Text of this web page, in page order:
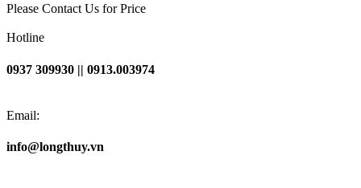
Please Contact Us for Price
Hotline
0937 309930 || 0913.003974
Email:
info@longthuy.vn